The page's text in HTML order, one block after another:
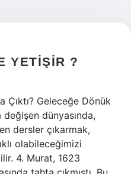
YETIŞIR ?
Çıktı? Geleceğe Dönük
değişen dünyasında,
dersler çıkarmak,
olabileceğimizi
4. Murat, 1623